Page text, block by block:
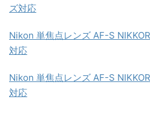
ズ対応
Nikon 単焦点レンズ AF-S
対応
Nikon 単焦点レンズ AF-S
対応